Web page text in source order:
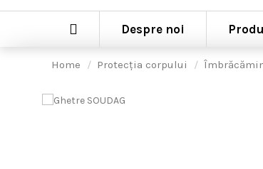
Despre noi
Home Protecția corpului